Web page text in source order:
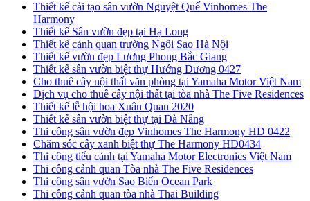
Thiết kế cải tạo sân vườn Nguyệt Quế Vinhomes The
Harmony
Thiết kế Sân vườn đẹp tại Hạ Long
Thiết kế cảnh quan trường Ngôi Sao Hà Nội
Thiết kế vườn đẹp Lương Phong Bắc Giang
Thiết kế sân vườn biệt thự Hướng Dương 0427
Cho thuê cây nội thất văn phòng tại Yamaha Motor Việt Nam
Dịch vụ cho thuê cây nội thất tại tòa nhà The Five Residences
Thiết kế lễ hội hoa Xuân Quan 2020
Thiết kế sân vườn biệt thự tại Đà Nẵng
Thi công sân vườn đẹp Vinhomes The Harmony HD 0422
Chăm sóc cây xanh biệt thự The Harmony HD0434
Thi công tiểu cảnh tại Yamaha Motor Electronics Việt Nam
Thi công cảnh quan Tòa nhà The Five Residences
Thi công sân vườn Sao Biển Ocean Park
Thi công cảnh quan tòa nhà Thai Building